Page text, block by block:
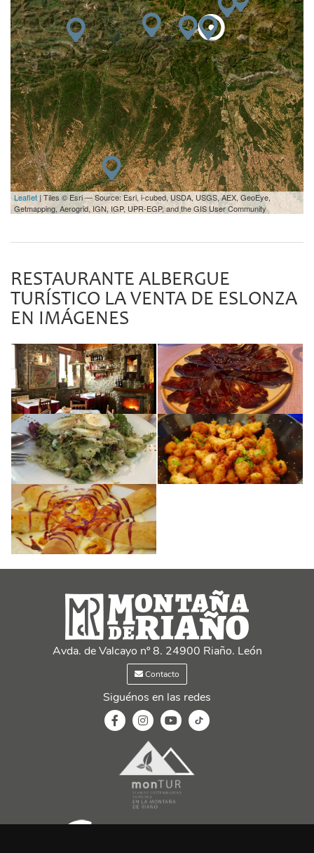
Leaflet | Tiles © Esri — Source: Esri, i-cubed, USDA, USGS, AEX, GeoEye,
Getmapping, Aerogrid, IGN, IGP, UPR-EGP, and the GIS User Community
RESTAURANTE ALBERGUE
TURÍSTICO LA VENTA DE ESLONZA
EN IMÁGENES
Avda. de Valcayo nº 8. 24900 Riaño. León
Contacto
Siguénos en las redes